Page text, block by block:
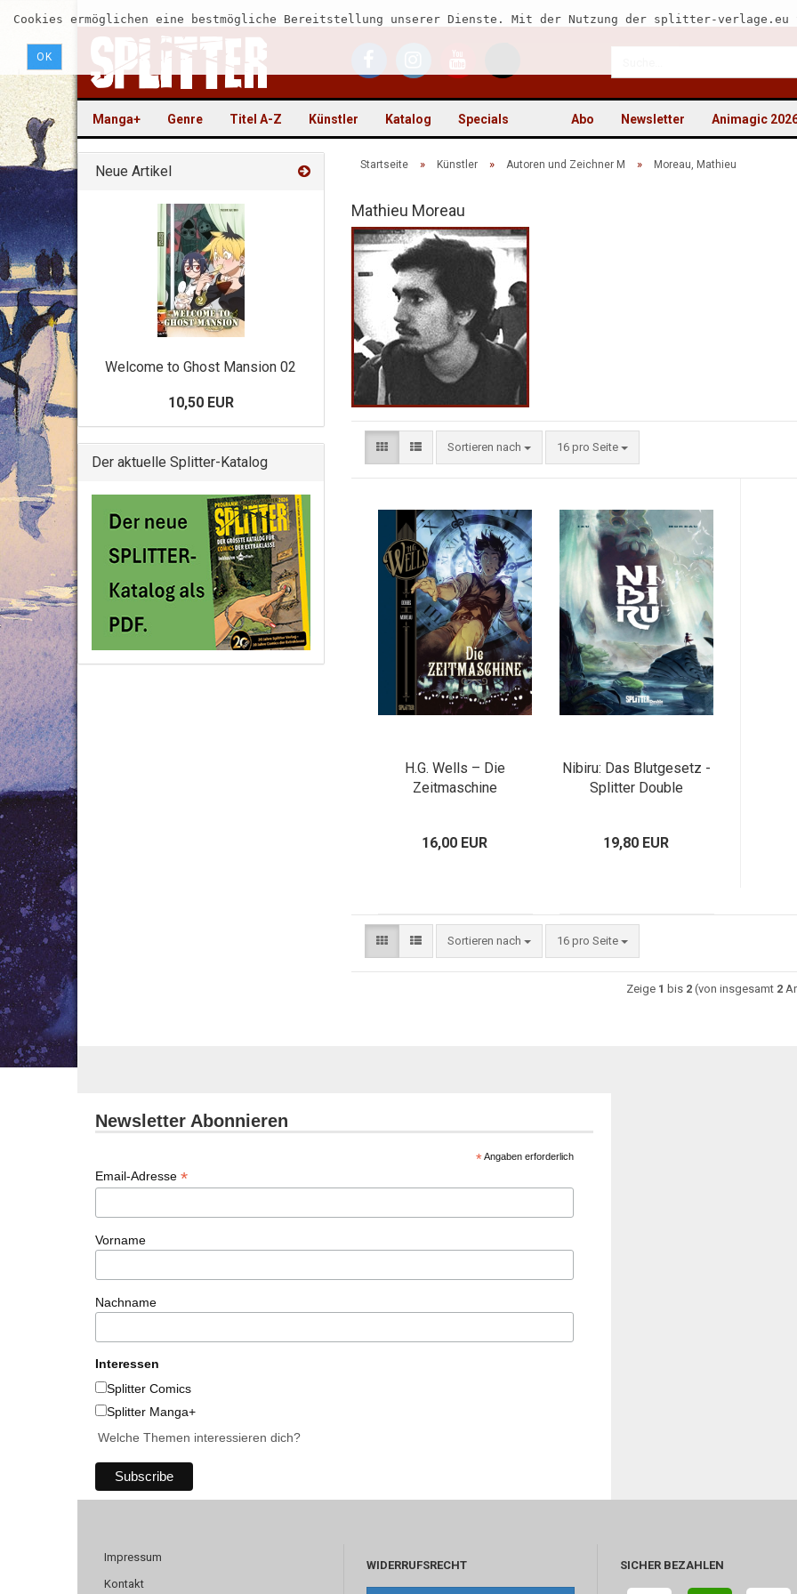
Cookies ermöglichen eine bestmögliche Bereitstellung unserer Dienste. Mit der Nutzung der splitter-
OK
Manga+ Genre Titel A-Z Künstler Katalog Specials Animagic
Newsletter
Abo
Startseite » Künstler » Autoren und Zeichner M » Moreau, Mathieu
Mathieu Moreau
Sortieren nach 16 pro Seite
H.G. Wells – Die
Zeitmaschine
16,00 EUR
Nibiru: Das Blutgesetz -
Splitter Double
19,80 EUR
Sortieren nach 16 pro Seite
Zeige 1 bis 2 (von insgesamt 2
Neue Artikel
Welcome to Ghost Mansion 02
10,50 EUR
Der aktuelle Splitter-Katalog
Newsletter Abonnieren
*Angaben erforderlich
Email-Adresse *
Vorname
Nachname
Interessen
Splitter Comics
Splitter Manga+
Welche Themen interessieren dich?
Impressum
Kontakt
WIDERRUFSRECHT SICHER BEZAHLEN